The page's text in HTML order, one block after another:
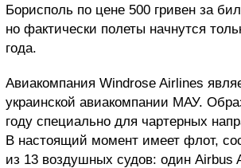
Борисполь по цене 500 гривен за
но фактически полеты начнутся
года.
Авиакомпания Windrose Airlines
украинской авиакомпании МАУ.
году специально для чартерных
В настоящий момент имеет флот,
из 13 воздушных судов: один Airbus